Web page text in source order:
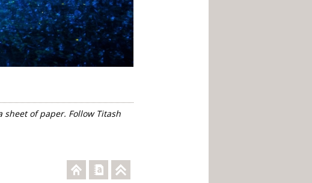
sheet of paper. Follow Titash